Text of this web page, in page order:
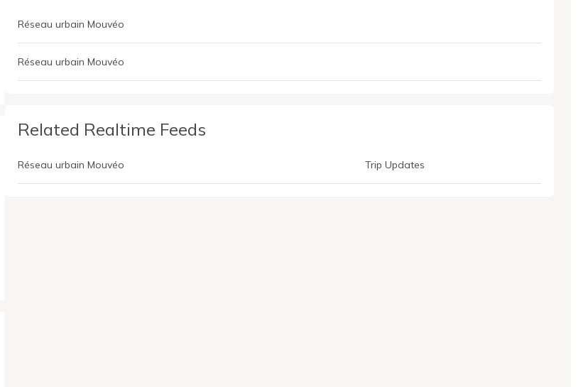
gtfs-rt-vehicle-position?token=xdgqKBTAzhw4DSPz6zeGc4c5eW0LhwztcGv4-vpzP4U
Réseau urbain Mouvéo
Réseau urbain Mouvéo
Related Realtime Feeds
Réseau urbain Mouvéo Trip Updates